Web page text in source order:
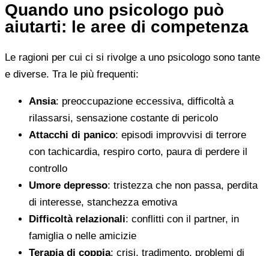
Quando uno psicologo può
aiutarti: le aree di competenza
Le ragioni per cui ci si rivolge a uno psicologo sono tante
e diverse. Tra le più frequenti:
Ansia: preoccupazione eccessiva, difficoltà a
rilassarsi, sensazione costante di pericolo
Attacchi di panico: episodi improvvisi di terrore
con tachicardia, respiro corto, paura di perdere il
controllo
Umore depresso: tristezza che non passa, perdita
di interesse, stanchezza emotiva
Difficoltà relazionali: conflitti con il partner, in
famiglia o nelle amicizie
Terapia di coppia: crisi, tradimento, problemi di